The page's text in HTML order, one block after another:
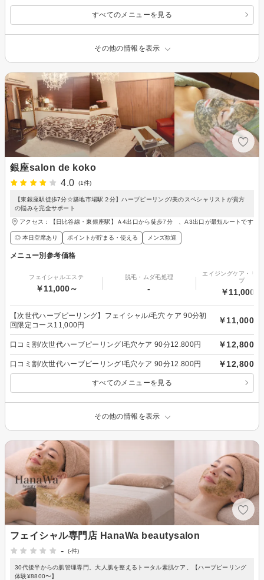
すべてのメニューを見る
その他の情報を表示
銀座salon de koko
4.0
(1件)
【東銀座駅徒歩7分☆築地市場駅２分】ハーブピーリング/美のスペシャリストが貴方
の悩みを完全サポート
アクセス：【日比谷線・東銀座駅】Ａ4出口から徒歩7分 、A3出口が最短ルートです
◎ 本日空席あり ポイントが貯まる・使える メンズ歓迎
メニュー別参考価格
フェイシャルエステ
￥11,000～
脱毛・ムダ毛処理
-
エイジングケア・リ
プ
￥11,000～
【次世代ハーブピーリング】フェイシャル/毛穴 ケア 90分初
回限定コース11,000円
￥11,000
口コミ割/次世代ハーブピーリング!毛穴ケア 90分12.800円 ￥12,800
口コミ割/次世代ハーブピーリング!毛穴ケア 90分12.800円 ￥12,800
すべてのメニューを見る
その他の情報を表示
フェイシャル専門店 HanaWa beautysalon
-
(-件)
30代後半からの肌管理専門。大人肌を整えるトータル素肌ケア。【ハーブピーリング
体験¥8800〜】